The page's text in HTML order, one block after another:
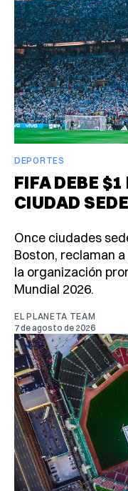
DEPORTES
FIFA DEBE
CIUDAD
Once ciudades
Boston, reclaman
la organización
Mundial 2026.
EL PLANETA TEAM
7 de agosto de 2026